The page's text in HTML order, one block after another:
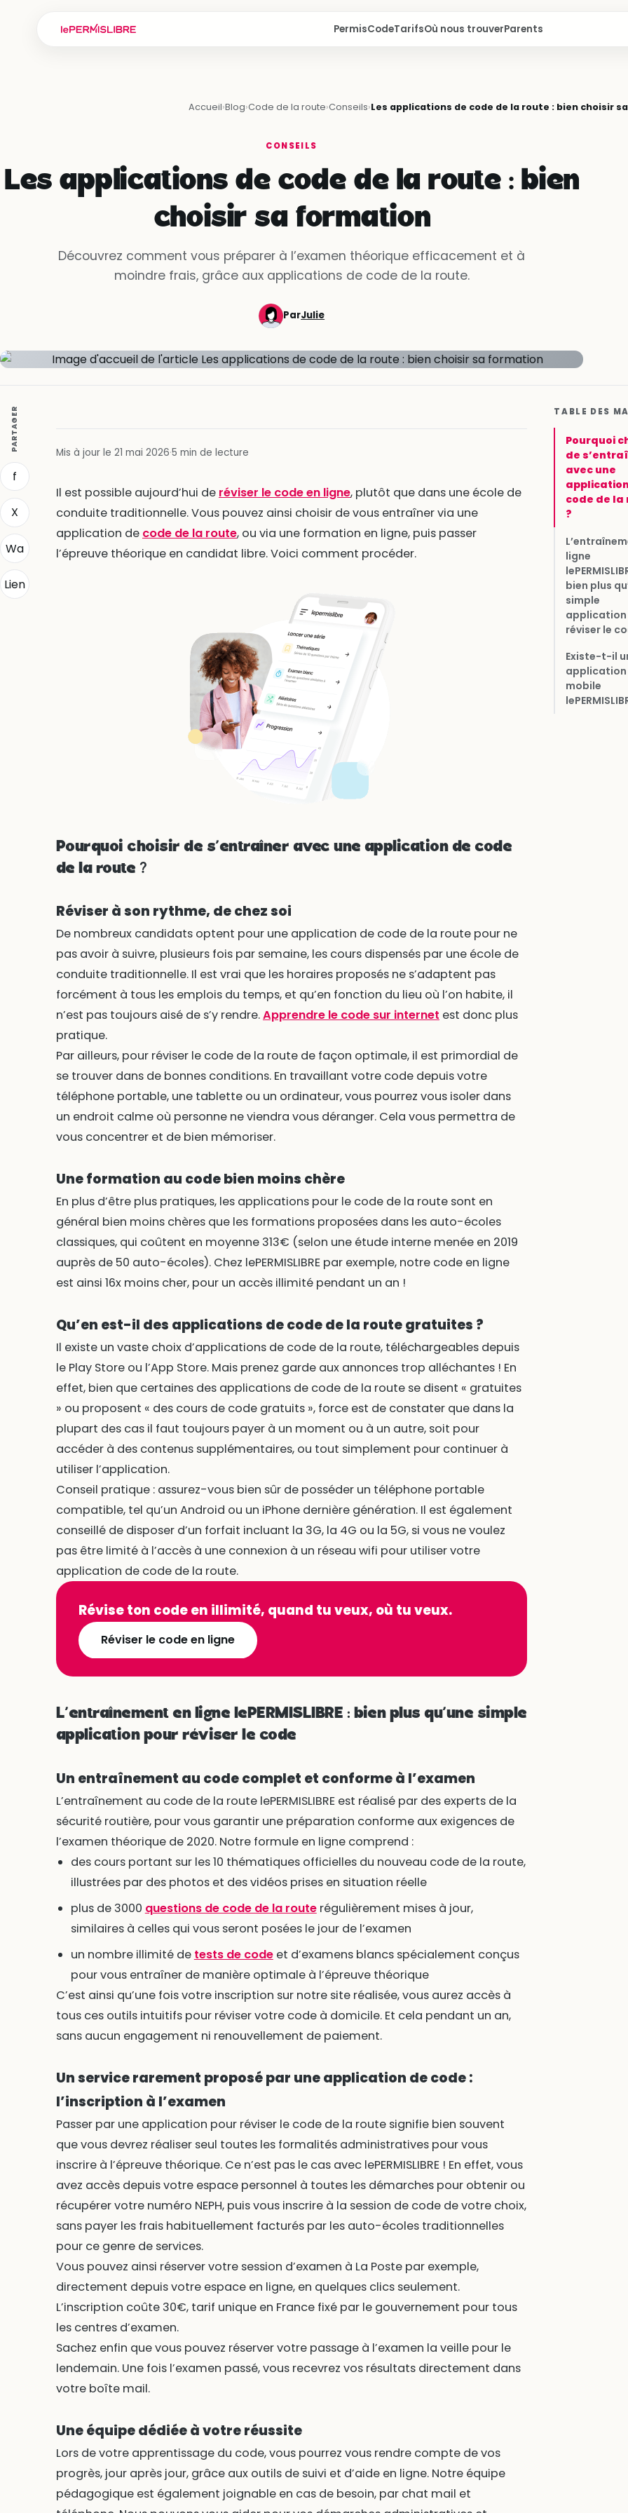
PermisCodeTarifsOù nous trouverParents
Accueil›Blog›Code de la route›Conseils›Les applications de code de la route : bien choisir
CONSEILS
Les applications de code de la route : bien
choisir sa formation
Découvrez comment vous préparer à l’examen théorique efficacement et à
moindre frais, grâce aux applications de code de la route.
ParJulie
PARTAGER
f
X
Wa
Lien
Mis à jour le 21 mai 2026·5 min de lecture
Il est possible aujourd’hui de réviser le code en ligne, plutôt que dans une école de
conduite traditionnelle. Vous pouvez ainsi choisir de vous entraîner via une
application de code de la route, ou via une formation en ligne, puis passer
l’épreuve théorique en candidat libre. Voici comment procéder.
Pourquoi choisir de s’entraîner avec une application de code
de la route ?
Réviser à son rythme, de chez soi
De nombreux candidats optent pour une application de code de la route pour ne
pas avoir à suivre, plusieurs fois par semaine, les cours dispensés par une école de
conduite traditionnelle. Il est vrai que les horaires proposés ne s’adaptent pas
forcément à tous les emplois du temps, et qu’en fonction du lieu où l’on habite, il
n’est pas toujours aisé de s’y rendre.Apprendre le code sur internet est donc plus
pratique.
Par ailleurs, pour réviser le code de la route de façon optimale, il est primordial de
se trouver dans de bonnes conditions. En travaillant votre code depuis votre
téléphone portable, une tablette ou un ordinateur, vous pourrez vous isoler dans
un endroit calme où personne ne viendra vous déranger. Cela vous permettra de
vous concentrer et de bien mémoriser.
Une formation au code bien moins chère
En plus d’être plus pratiques, les applications pour le code de la route sont en
général bien moins chères que les formations proposées dans les auto-écoles
classiques, qui coûtent en moyenne 313€ (selon une étude interne menée en 2019
auprès de 50 auto-écoles). Chez lePERMISLIBRE par exemple, notre code en ligne
est ainsi 16x moins cher, pour un accès illimité pendant un an !
Qu’en est-il des applications de code de la route gratuites ?
Il existe un vaste choix d’applications de code de la route, téléchargeables depuis
le Play Store ou l’App Store. Mais prenez garde aux annonces trop alléchantes ! En
effet, bien que certaines des applications de code de la route se disent « gratuites
» ou proposent « des cours de code gratuits », force est de constater que dans la
plupart des cas il faut toujours payer à un moment ou à un autre, soit pour
accéder à des contenus supplémentaires, ou tout simplement pour continuer à
utiliser l’application.
Conseil pratique : assurez-vous bien sûr de posséder un téléphone portable
compatible, tel qu’un Android ou un iPhone dernière génération. Il est également
conseillé de disposer d’un forfait incluant la 3G, la 4G ou la 5G, si vous ne voulez
pas être limité à l’accès à une connexion à un réseau wifi pour utiliser votre
application de code de la route.
Révise ton code en illimité, quand tu veux, où tu veux.
Réviser le code en ligne
L’entraînement en ligne lePERMISLIBRE : bien plus qu’une simple
application pour réviser le code
Un entraînement au code complet et conforme à l’examen
L’entraînement au code de la route lePERMISLIBRE est réalisé par des experts de la
sécurité routière, pour vous garantir une préparation conforme aux exigences de
l’examen théorique de 2020. Notre formule en ligne comprend :
des cours portant sur les 10 thématiques officielles du nouveau code de la route,
illustrées par des photos et des vidéos prises en situation réelle
plus de 3000 questions de code de la routerégulièrement mises à jour,
similaires à celles qui vous seront posées le jour de l’examen
un nombre illimité de tests de codeet d’examens blancs spécialement conçus
pour vous entraîner de manière optimale à l’épreuve théorique
C’est ainsi qu’une fois votre inscription sur notre site réalisée, vous aurez accès à
tous ces outils intuitifs pour réviser votre code à domicile. Et cela pendant un an,
sans aucun engagement ni renouvellement de paiement.
Un service rarement proposé par une application de code :
l’inscription à l’examen
Passer par une application pour réviser le code de la route signifie bien souvent
que vous devrez réaliser seul toutes les formalités administratives pour vous
inscrire à l’épreuve théorique. Ce n’est pas le cas avec lePERMISLIBRE ! En effet, vous
avez accès depuis votre espace personnel à toutes les démarches pour obtenir ou
récupérer votre numéro NEPH, puis vous inscrire à la session de code de votre choix,
sans payer les frais habituellement facturés par les auto-écoles traditionnelles
pour ce genre de services.
Vous pouvez ainsi réserver votre session d’examen à La Poste par exemple,
directement depuis votre espace en ligne, en quelques clics seulement.
L’inscription coûte 30€, tarif unique en France fixé par le gouvernement pour tous
les centres d’examen.
Sachez enfin que vous pouvez réserver votre passage à l’examen la veille pour le
lendemain. Une fois l’examen passé, vous recevrez vos résultats directement dans
votre boîte mail.
Une équipe dédiée à votre réussite
Lors de votre apprentissage du code, vous pourrez vous rendre compte de vos
progrès, jour après jour, grâce aux outils de suivi et d’aide en ligne. Notre équipe
pédagogique est également joignable en cas de besoin, par chat mail et
TABLE DES
Pourquoi
de
avec une
code de la
?
ligne
bien plus
simple
application
réviser le
Existe-t-il
application
mobile